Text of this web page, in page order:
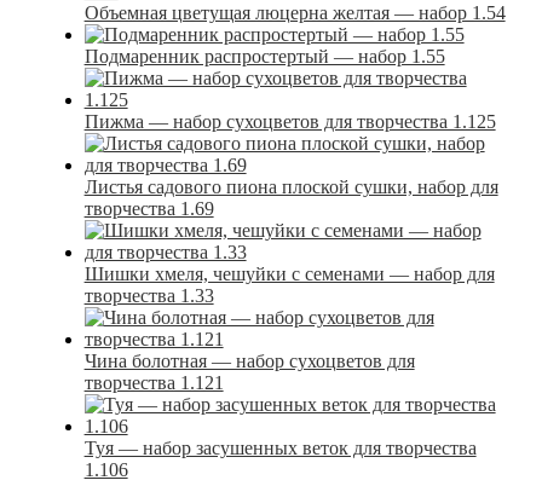
Объемная цветущая люцерна желтая — набор 1.54
Подмаренник распростертый — набор 1.55
Пижма — набор сухоцветов для творчества 1.125
Листья садового пиона плоской сушки, набор для
творчества 1.69
Шишки хмеля, чешуйки с семенами — набор для
творчества 1.33
Чина болотная — набор сухоцветов для
творчества 1.121
Туя — набор засушенных веток для творчества
1.106